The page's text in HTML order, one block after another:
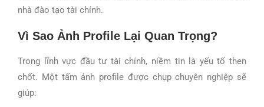
nhà đào tạo tài chính.
Vì Sao Ảnh Profile Lại Quan Trọng?
Trong lĩnh vực đầu tư tài chính, niềm tin là yếu tố then
chốt. Một tấm ảnh profile được chụp chuyên nghiệp sẽ
giúp: